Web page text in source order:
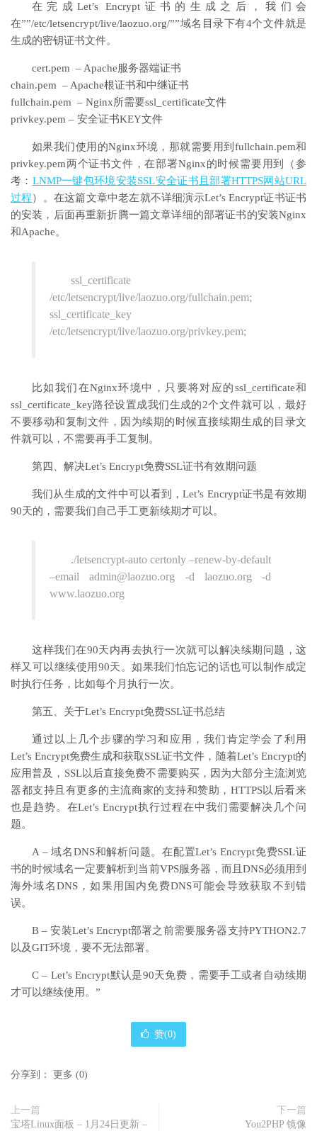
在完成Let’s Encrypt证书的生成之后，我们会
在””/etc/letsencrypt/live/laozuo.org/””域名目录下有4个文件就是
生成的密钥证书文件。
cert.pem – Apache服务器端证书
chain.pem – Apache根证书和中继证书
fullchain.pem – Nginx所需要ssl_certificate文件
privkey.pem – 安全证书KEY文件
如果我们使用的Nginx环境，那就需要用到fullchain.pem和
privkey.pem两个证书文件，在部署Nginx的时候需要用到（参
考： LNMP一键包环境安装SSL安全证书且部署HTTPS网站URL
过程）。在这篇文章中老左就不详细演示Let’s Encrypt证书证书
的安装，后面再重新折腾一篇文章详细的部署证书的安装Nginx
和Apache。
ssl_certificate
/etc/letsencrypt/live/laozuo.org/fullchain.pem;
ssl_certificate_key
/etc/letsencrypt/live/laozuo.org/privkey.pem;
比如我们在Nginx环境中，只要将对应的ssl_certificate和
ssl_certificate_key路径设置成我们生成的2个文件就可以，最好
不要移动和复制文件，因为续期的时候直接续期生成的目录文
件就可以，不需要再手工复制。
第四、解决Let’s Encrypt免费SSL证书有效期问题
我们从生成的文件中可以看到，Let’s Encrypt证书是有效期
90天的，需要我们自己手工更新续期才可以。
./letsencrypt-auto certonly –renew-by-default
–email admin@laozuo.org -d laozuo.org -d
www.laozuo.org
这样我们在90天内再去执行一次就可以解决续期问题，这
样又可以继续使用90天。如果我们怕忘记的话也可以制作成定
时执行任务，比如每个月执行一次。
第五、关于Let’s Encrypt免费SSL证书总结
通过以上几个步骤的学习和应用，我们肯定学会了利用
Let’s Encrypt免费生成和获取SSL证书文件，随着Let’s Encrypt的
应用普及，SSL以后直接免费不需要购买，因为大部分主流浏览
器都支持且有更多的主流商家的支持和赞助，HTTPS以后看来
也是趋势。在Let’s Encrypt执行过程在中我们需要解决几个问
题。
A – 域名DNS和解析问题。在配置Let’s Encrypt免费SSL证
书的时候域名一定要解析到当前VPS服务器，而且DNS必须用到
海外域名DNS，如果用国内免费DNS可能会导致获取不到错
误。
B – 安装Let’s Encrypt部署之前需要服务器支持PYTHON2.7
以及GIT环境，要不无法部署。
C – Let’s Encrypt默认是90天免费，需要手工或者自动续期
才可以继续使用。”
赞(0)
分享到： 更多 (0)
上一篇
宝塔Linux面板 – 1月24日更新 –
下一篇
You2PHP 镜像